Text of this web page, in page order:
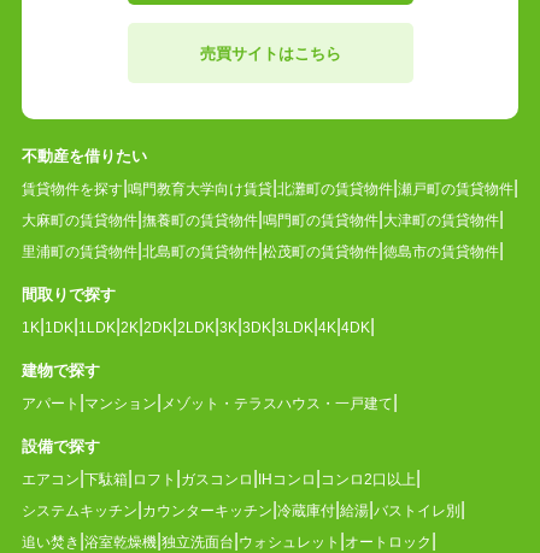
売買サイトはこちら
不動産を借りたい
賃貸物件を探す 鳴門教育大学向け賃貸 北灘町の賃貸物件 瀬戸町の賃貸物件
大麻町の賃貸物件 撫養町の賃貸物件 鳴門町の賃貸物件 大津町の賃貸物件
里浦町の賃貸物件 北島町の賃貸物件 松茂町の賃貸物件 徳島市の賃貸物件
間取りで探す
1K 1DK 1LDK 2K 2DK 2LDK 3K 3DK 3LDK 4K 4DK
建物で探す
アパート マンション メゾット・テラスハウス・一戸建て
設備で探す
エアコン 下駄箱 ロフト ガスコンロ IHコンロ コンロ2口以上
システムキッチン カウンターキッチン 冷蔵庫付 給湯 バストイレ別
追い焚き 浴室乾燥機 独立洗面台 ウォシュレット オートロック